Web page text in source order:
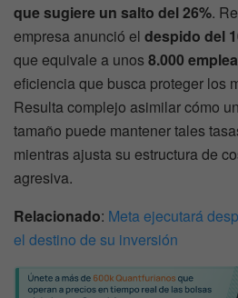
que sugiere un salto del 26%.
empresa anunció el despido del
que equivale a unos8.000
eficiencia que busca proteger los
Resulta complejo asimilar cómo
tamaño puede mantener tales
mientras ajusta su estructura de
agresiva.
Relacionado: Meta ejecutará
el destino de su inversión